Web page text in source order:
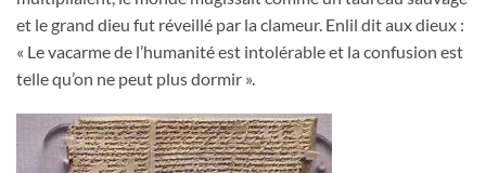
et le grand dieu fut réveillé par la clameur. Enlil dit aux dieux :
« Le vacarme de l’humanité est intolérable et la confusion est
telle qu’on ne peut plus dormir ».